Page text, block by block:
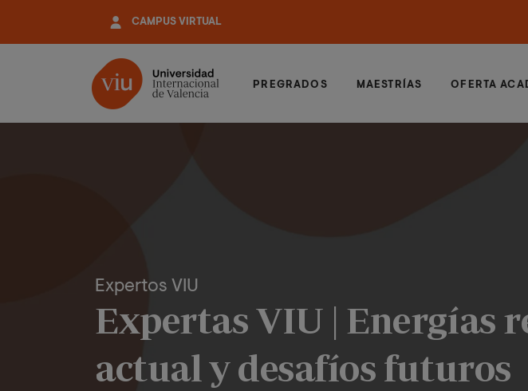
contenido
CAMPUS VIRTUAL
PREGRADOS MAESTRÍAS OFERTA
Expertos VIU
Expertas VIU | Energías
actual y desafíos futuros